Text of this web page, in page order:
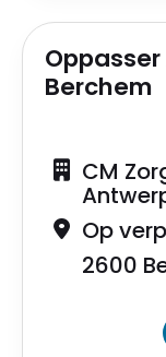
Berchem
CM
Op
2600